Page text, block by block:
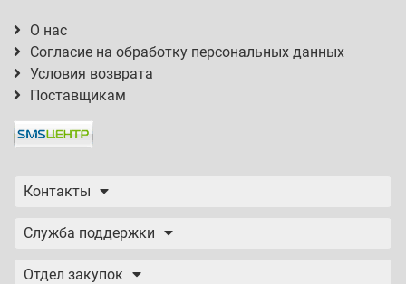
О нас
Согласие на обработку персональных данных
Условия возврата
Поставщикам
Контакты
Служба поддержки
Отдел закупок